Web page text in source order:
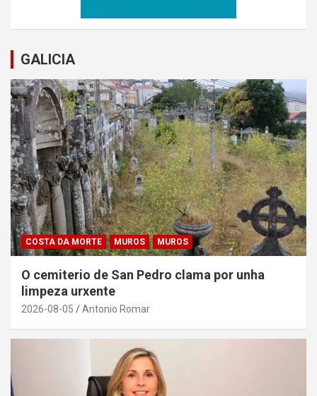
GALICIA
COSTA DA MORTE MUROS MUROS
O cemiterio de San Pedro clama por unha
limpeza urxente
2026-08-05 Antonio Romar